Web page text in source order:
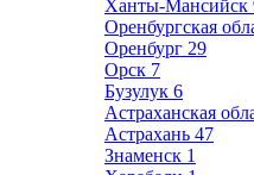
Ханты-Мансийск
Оренбургская
Оренбург 29
Орск 7
Бузулук 6
Астраханская
Астрахань 47
Знаменск 1